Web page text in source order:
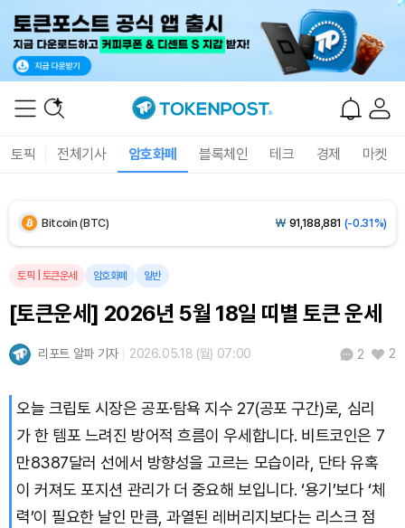
토픽 전체기사 암호화폐 블록체인 테크 경제 마켓
Solana (SOL) ₩107,535(+2.10%)
Bitcoin (BTC) ₩ 91,188,881 (-0.31%)
토픽 토큰운세 암호화폐 일반
[토큰운세] 2026년 5월 18일 띠별 토큰 운세
리포트 알파 기자 2026.05.18 (월) 07:00 2 2
오늘 크립토 시장은 공포·탐욕 지수 27(공포 구간)로, 심리
가 한 템포 느려진 방어적 흐름이 우세합니다. 비트코인은 7
만8387달러 선에서 방향성을 고르는 모습이라, 단타 유혹
이 커져도 포지션 관리가 더 중요해 보입니다. ‘용기’보다 ‘체
력’이 필요한 날인 만큼, 과열된 레버리지보다는 리스크 점